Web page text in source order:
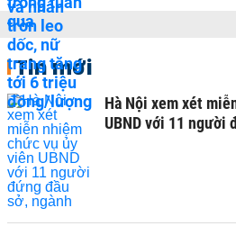
Tin mới
Hà Nội xem xét
UBND với 11 người